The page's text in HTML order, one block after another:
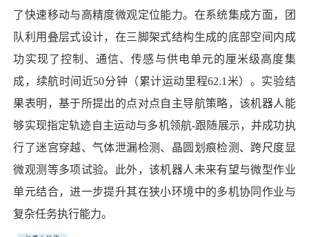
了快速移动与高精度微观定位能力。在系统集成方面，团
队利用叠层式设计，在三脚架式结构生成的底部空间内成
功实现了控制、通信、传感与供电单元的厘米级高度集
成，续航时间近50分钟（累计运动里程62.1米）。实验结
果表明，基于所提出的点对点自主导航策略，该机器人能
够实现指定轨迹自主运动与多机领航-跟随展示，并成功执
行了迷宫穿越、气体泄漏检测、晶圆划痕检测、跨尺度显
微观测等多项试验。此外，该机器人未来有望与微型作业
单元结合，进一步提升其在狭小环境中的多机协同作业与
复杂任务执行能力。